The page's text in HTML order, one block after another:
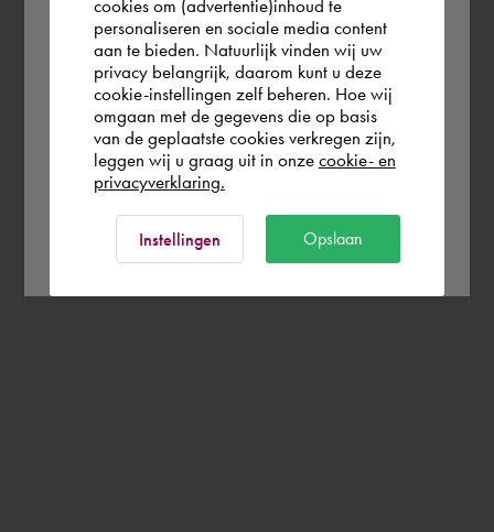
Portugal
Rest of the world
cookies om (advertentie)inhoud te
personaliseren en sociale media content
aan te bieden. Natuurlijk vinden wij uw
privacy belangrijk, daarom kunt u deze
cookie-instellingen zelf beheren. Hoe wij
omgaan met de gegevens die op basis
van de geplaatste cookies verkregen zijn,
leggen wij u graag uit in onze cookie- en
privacyverklaring.
Instellingen Opslaan